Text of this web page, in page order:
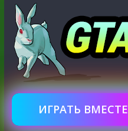
ИГРАТЬ ВМЕСТЕ